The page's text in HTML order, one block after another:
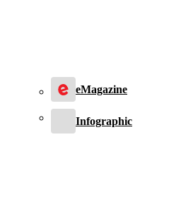
eMagazine
Infographic